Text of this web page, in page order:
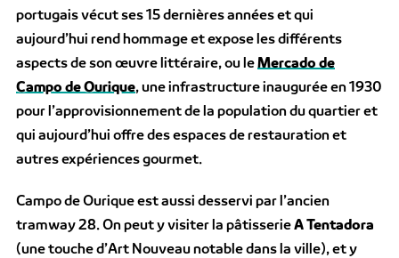
portugais vécut ses 15 dernières années et qui
aujourd’hui rend hommage et expose les différents
aspects de son œuvre littéraire, ou leMercado de
Campo de Ourique, une infrastructure inaugurée en 1930
pour l’approvisionnement de la population du quartier et
qui aujourd’hui offre des espaces de restauration et
autres expériences gourmet.
Campo de Ourique est aussi desservi par l’ancien
tramway 28. On peut y visiter la pâtisserieA Tentadora
(une touche d’Art Nouveau notable dans la ville), et y